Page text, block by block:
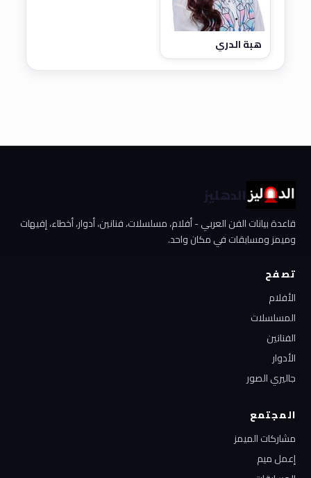
هبة الدري
الدهليز
قاعدة بيانات الفن العربي - أفلام، مسلسلات، فنانين، أدوار، أخطاء، إفيهات
وميمز ومسابقات في مكان واحد.
تصفح
الأفلام
المسلسلات
الفنانين
الأدوار
جاليري الصور
المجتمع
مشاركات الميمز
إعمل ميم